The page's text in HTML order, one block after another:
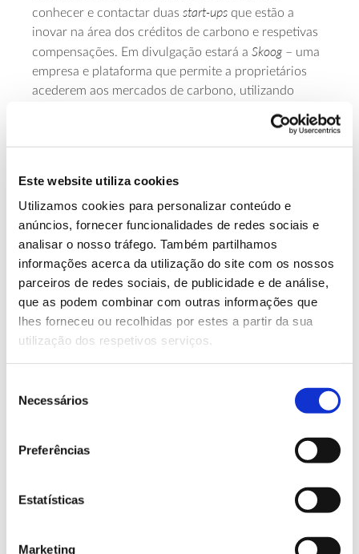
Este website utiliza cookies
Utilizamos cookies para personalizar conteúdo e
anúncios, fornecer funcionalidades de redes sociais e
analisar o nosso tráfego. Também partilhamos
informações acerca da utilização do site com os nossos
parceiros de redes sociais, de publicidade e de análise,
que as podem combinar com outras informações que
lhes forneceu ou recolhidas por estes a partir da sua
utilização dos respetivos serviços.
Necessários
Preferências
Estatísticas
Marketing
conhecer e contactar duas start-ups que estão a
inovar na área dos créditos de carbono e respetivas
compensações. Em divulgação estará a Skoog– uma
empresa e plataforma que permite a proprietários
acederem aos mercados de carbono, utilizando
os créditos de carbono acessíveis ao sector florestal
e agrícola; e aTreemetrics, focada em tecnologia de
plataforma inteligenteForestHQ Climate-Smart,
permite quantificar e monitorizar o carbono florestal,
fornecendo relatórios digitais.
Saiba mais sobre novas soluções
inovadoras no âmbito dos mercados de
carbono
Genoma do priolo e de outras espécies em risco:
02.07.2026
Registar galhas de Trichi em acácia-das-espigas: